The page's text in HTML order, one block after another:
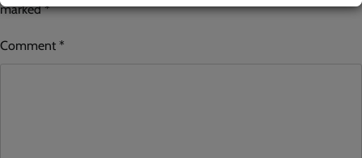
marked*
Comment *